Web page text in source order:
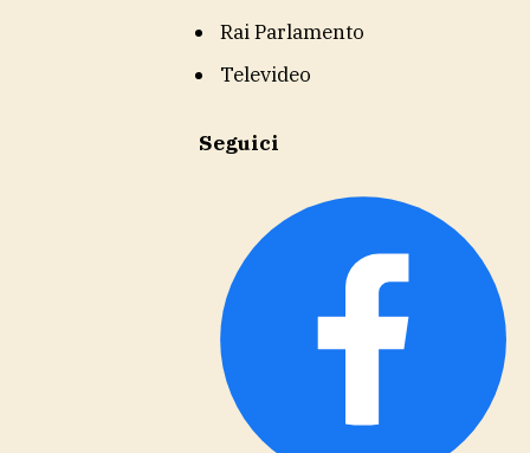
Rai Parlamento
Televideo
Seguici